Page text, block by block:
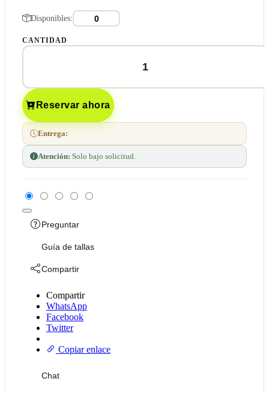
Disponibles:
CANTIDAD
Reservar ahora
Entrega:
Atención: Solo bajo solicitud.
Preguntar
Guía de tallas
Compartir
Compartir
WhatsApp
Facebook
Twitter
Copiar enlace
Chat